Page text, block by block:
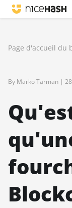
Page d'accueil du
By Marko Tarman |